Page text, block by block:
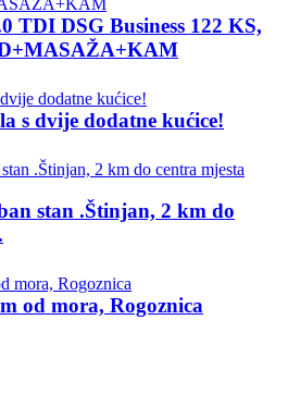
TDI DSG Business 122 KS,
s dvije dodatne kućice!
stan .Štinjan, 2 km do
od mora, Rogoznica